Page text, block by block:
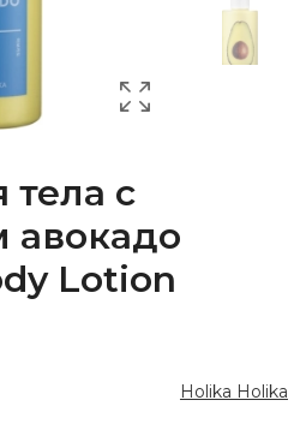
тела с
авокадо
Lotion
Holika Holika